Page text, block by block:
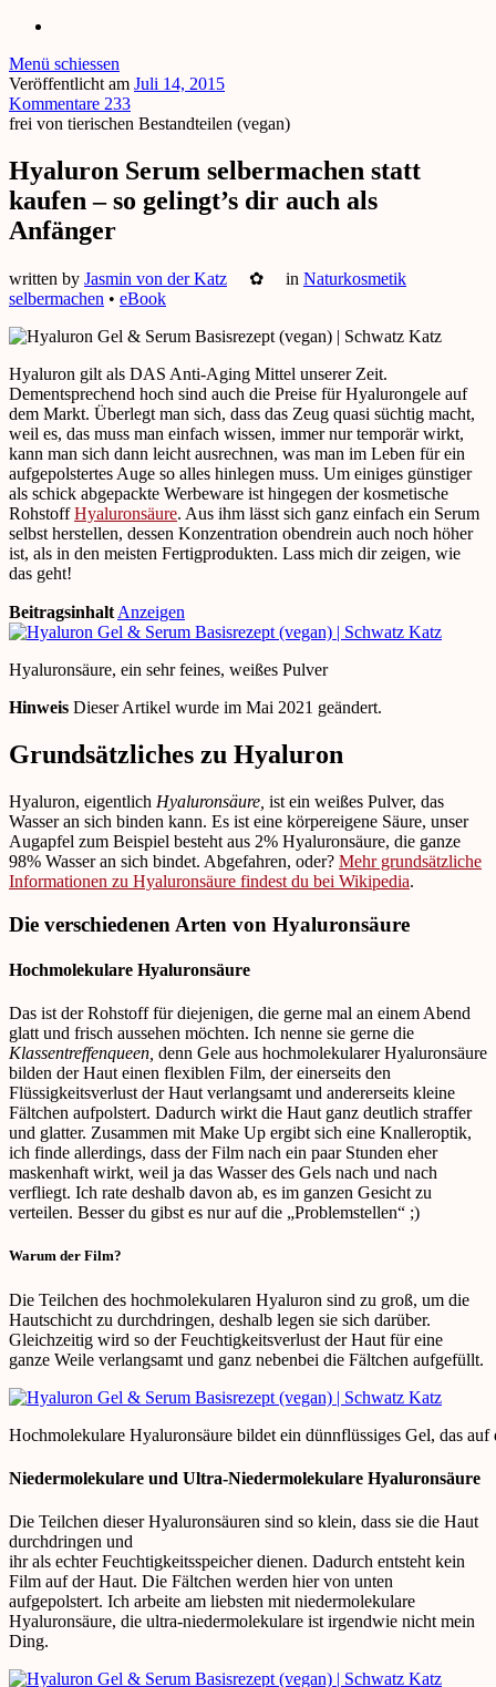
Menü schiessen
Veröffentlicht am Juli 14, 2015
Kommentare 233
frei von tierischen Bestandteilen (vegan)
Hyaluron Serum selbermachen statt
kaufen – so gelingt’s dir auch als
Anfänger
written by Jasmin von der Katz ✿ in Naturkosmetik
selbermachen • eBook
Hyaluron gilt als DAS Anti-Aging Mittel unserer Zeit.
Dementsprechend hoch sind auch die Preise für Hyalurongele auf
dem Markt. Überlegt man sich, dass das Zeug quasi süchtig macht,
weil es, das muss man einfach wissen, immer nur temporär wirkt,
kann man sich dann leicht ausrechnen, was man im Leben für ein
aufgepolstertes Auge so alles hinlegen muss. Um einiges günstiger
als schick abgepackte Werbeware ist hingegen der kosmetische
RohstoffHyaluronsäure. Aus ihm lässt sich ganz einfach ein Serum
selbst herstellen, dessen Konzentration obendrein auch noch höher
ist, als in den meisten Fertigprodukten. Lass mich dir zeigen, wie
das geht!
Beitragsinhalt Anzeigen
Hyaluronsäure, ein sehr feines, weißes Pulver
Hinweis Dieser Artikel wurde im Mai 2021 geändert.
Grundsätzliches zu Hyaluron
Hyaluron, eigentlich Hyaluronsäure, ist ein weißes Pulver, das
Wasser an sich binden kann. Es ist eine körpereigene Säure, unser
Augapfel zum Beispiel besteht aus 2% Hyaluronsäure, die ganze
98% Wasser an sich bindet. Abgefahren, oder? Mehr grundsätzliche
Informationen zu Hyaluronsäure findest du bei Wikipedia.
Die verschiedenen Arten von Hyaluronsäure
Hochmolekulare Hyaluronsäure
Das ist der Rohstoff für diejenigen, die gerne mal an einem Abend
glatt und frisch aussehen möchten. Ich nenne sie gerne die
Klassentreffenqueen, denn Gele aus hochmolekularer Hyaluronsäure
bilden der Haut einen flexiblen Film, der einerseits den
Flüssigkeitsverlust der Haut verlangsamt und andererseits kleine
Fältchen aufpolstert. Dadurch wirkt die Haut ganz deutlich straffer
und glatter. Zusammen mit Make Up ergibt sich eine Knalleroptik,
ich finde allerdings, dass der Film nach ein paar Stunden eher
maskenhaft wirkt, weil ja das Wasser des Gels nach und nach
verfliegt. Ich rate deshalb davon ab, es im ganzen Gesicht zu
verteilen. Besser du gibst es nur auf die „Problemstellen“ ;)
Warum der Film?
Die Teilchen des hochmolekularen Hyaluron sind zu groß, um die
Hautschicht zu durchdringen, deshalb legen sie sich darüber.
Gleichzeitig wird so der Feuchtigkeitsverlust der Haut für eine
ganze Weile verlangsamt und ganz nebenbei die Fältchen aufgefüllt.
Hochmolekulare Hyaluronsäure bildet ein dünnflüssiges Gel, das
Niedermolekulare und Ultra-Niedermolekulare Hyaluronsäure
Die Teilchen dieser Hyaluronsäuren sind so klein, dass sie die Haut
durchdringen und
ihr als echter Feuchtigkeitsspeicher dienen. Dadurch entsteht kein
Film auf der Haut. Die Fältchen werden hier von unten
aufgepolstert. Ich arbeite am liebsten mit niedermolekulare
Hyaluronsäure, die ultra-niedermolekulare ist irgendwie nicht mein
Ding.